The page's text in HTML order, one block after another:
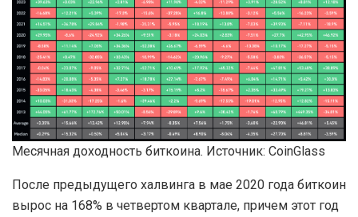
Месячная доходность биткоина. Источник: CoinGlass
После предыдущего халвинга в мае 2020 года биткоин
вырос на 168% в четвертом квартале, причем этот год